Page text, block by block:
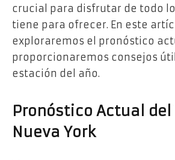
crucial para disfrutar de todo
tiene para ofrecer. En este
exploraremos el pronóstico
proporcionaremos consejos
estación del año.
Pronóstico Actual del
Nueva York